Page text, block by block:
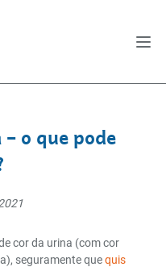
o que pode
cor da urina (com cor
seguramente quequis